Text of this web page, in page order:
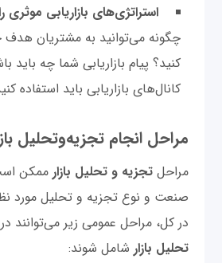
استراتژی‌های بازاریابی موثری
چگونه می‌توانید به مشتریان
کنید؟ پیام بازاریابی شما چه باید
کانال‌های بازاریابی باید استفاده
مراحل انجام تجزیه‌وتحلیل
مراحل تجزیه و تحلیل بازار ممکن
صنعت و نوع تجزیه و تحلیل مورد
در کل، مراحل عمومی زیر می‌توانند در
تحلیل بازار شامل شوند: